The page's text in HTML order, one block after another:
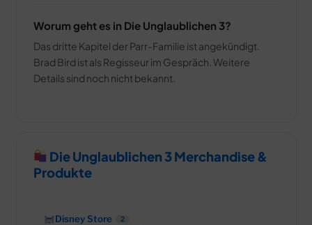
Worum geht es in Die Unglaublichen 3?
Das dritte Kapitel der Parr-Familie ist angekündigt.
Brad Bird ist als Regisseur im Gespräch. Weitere
Details sind noch nicht bekannt.
Die Unglaublichen 3 Merchandise &
Produkte
Disney Store 2